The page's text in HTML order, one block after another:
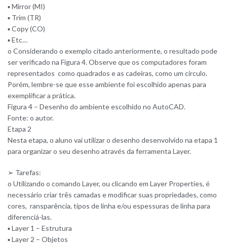
▪ Mirror (MI)
▪ Trim (TR)
▪ Copy (CO)
▪ Etc…
o Considerando o exemplo citado anteriormente, o resultado pode
ser verificado na Figura 4. Observe que os computadores foram
representados como quadrados e as cadeiras, como um círculo.
Porém, lembre-se que esse ambiente foi escolhido apenas para
exemplificar a prática.
Figura 4 – Desenho do ambiente escolhido no AutoCAD.
Fonte: o autor.
Etapa 2
Nesta etapa, o aluno vai utilizar o desenho desenvolvido na etapa 1
para organizar o seu desenho através da ferramenta Layer.
➢ Tarefas:
o Utilizando o comando Layer, ou clicando em Layer Properties, é
necessário criar três camadas e modificar suas propriedades, como
cores, ransparência, tipos de linha e/ou espessuras de linha para
diferenciá-las.
▪ Layer 1 – Estrutura
▪ Layer 2 – Objetos